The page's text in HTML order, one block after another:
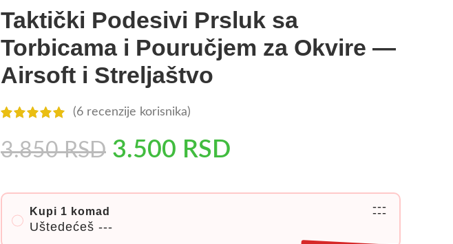
Taktički Podesivi Prsluk sa
Torbicama i Pouručjem za Okvire —
Airsoft i Streljaštvo
(6 recenzije korisnika)
3.850RSD 3.500 RSD
Kupi 1 komad
Uštedećeš ---
---
---